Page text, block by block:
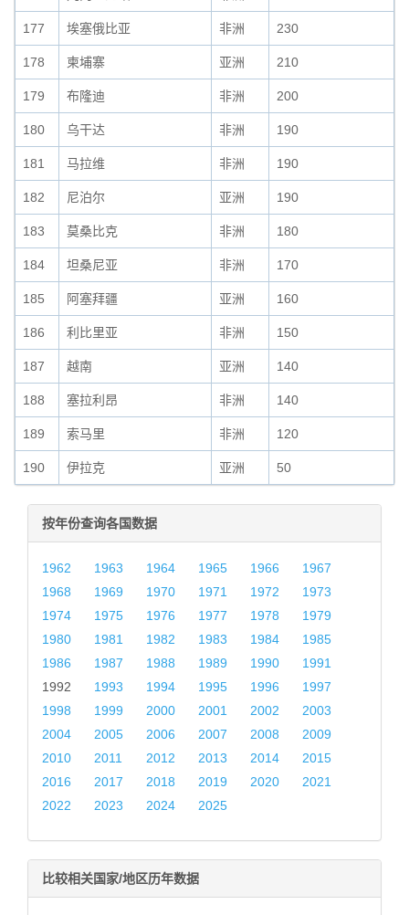
177 埃塞俄比亚 非洲 230
178 柬埔寨 亚洲 210
179 布隆迪 非洲 200
180 乌干达 非洲 190
181 马拉维 非洲 190
182 尼泊尔 亚洲 190
183 莫桑比克 非洲 180
184 坦桑尼亚 非洲 170
185 阿塞拜疆 亚洲 160
186 利比里亚 非洲 150
187 越南 亚洲 140
188 塞拉利昂 非洲 140
189 索马里 非洲 120
190 伊拉克 亚洲 50
按年份查询各国数据
1962 1963 1964 1965 1966
1967
1968
1969 1970 1971 1972
1973
1974
1975 1976 1977 1978
1979
1980
1981 1982 1983 1984
1985
1986
1987 1988 1989 1990
1991
1992
1993 1994 1995 1996
1997
1998
1999 2000 2001 2002
2003
2004
2005 2006 2007 2008
2009
2010
2011 2012 2013 2014
2015
2016
2017 2018 2019 2020
2021
2022
2023 2024 2025
比较相关国家/地区历年数据